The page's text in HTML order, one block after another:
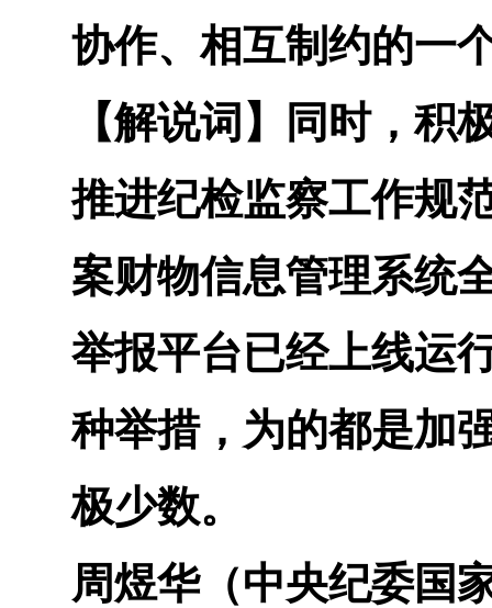
协作、相互制约的一
【解说词】
同时，积
推进纪检监察工作规
案财物信息管理系统
举报平台已经上线运
种举措，为的都是加
极少数。
周煜华（中央纪委国